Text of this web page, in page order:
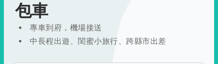
包車
專車到府，機場接送
中長程出遊、閨蜜小旅行、跨縣市出差